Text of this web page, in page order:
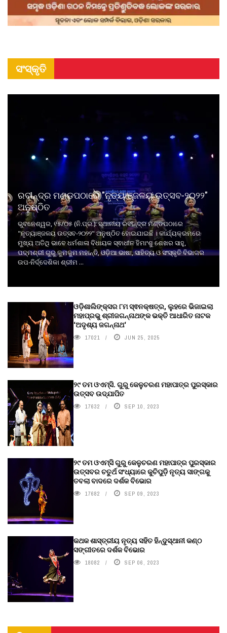
ସଂସ୍କୃତି
ରବୀନ୍ଦ୍ର ମଣ୍ଡପଠାରେ "ନୃତ୍ୟାଞ୍ଜଳୟ ଉତ୍ସବ-୨୦୨୨"
ଅନୁଷ୍ଠିତ
ଭୁବନେଶ୍ୱର, ୧୫/୦୫ (ନି.ପ୍ର.): ସ୍ଥାନୀୟ ରବୀନ୍ଦ୍ର ମଣ୍ଡପଠାରେ
"ନୃତ୍ୟାଞ୍ଜଳୟ ଉତ୍ସବ-୨୦୨୨" ଅନୁଷ୍ଠିତ ହୋଇଯାଇଛି । କାର୍ଯ୍ୟକ୍ରମରେ
ମୁଖ୍ୟ ଅତିଥି ଭାବେ ଧର୍ମଶାଳା ବିଧାୟକ ସ୍ଵାଧୀନ ହିମାଂଶୁ ଶେଖର ସାହୁ,
ପଦ୍ମଶ୍ରୀ ଗୁରୁ କୁମକୁମ ମହାନ୍ତି, ଓଡ଼ିଆ ଭାଷା, ସାହିତ୍ୟ ଓ ସଂସ୍କୃତି ବିଭାଗର
ଉପ-ନିର୍ଦ୍ଦେଶିକା ଶ୍ରୀମ ...
ଓଡ଼ିଶାଲିଙ୍କ୍ସର ୮ମ ସ୍ଵନକ୍ଷତ୍ର, ଲୁହରେ ଭିଜାଇଲା
ମହାପ୍ରଭୁ ଶ୍ରୀଜଗନ୍ନାଥଙ୍କ ଭକ୍ତି ଆଧାରିତ ନାଟକ
‘ଅଦୃଶ୍ୟ ଜଗନ୍ନାଥ‘
17021 JUN 25, 2025
୨୯ ତମ ଓଏମ୍‌ସି. ଗୁରୁ କେଳୁଚରଣ ମହାପାତ୍ର ପୁରସ୍କାର
ଉତ୍ସବ ଉଦ୍‍ଯାପିତ
17632 SEP 10, 2023
୨୯ ତମ ଓଏମ୍‌ସି ଗୁରୁ କେଳୁଚରଣ ମହାପାତ୍ର ପୁରସ୍କାର
ଉତ୍ସବର ଚତୁର୍ଥ ସଂଧ୍ୟାରେ କୁଚିପୁଡ଼ି ନୃତ୍ୟ ସାଙ୍ଗକୁ
ତବଲା ବାଦରେ ଦର୍ଶକ ବିଭୋର
17682 SEP 09, 2023
କଥକ ଶାସ୍ତ୍ରୀୟ ନୃତ୍ୟ ସହିତ ହିନ୍ଦୁସ୍ଥାନୀ କଣ୍ଠ
ସଙ୍ଗୀତରେ ଦର୍ଶକ ବିଭୋର
18082 SEP 06, 2023